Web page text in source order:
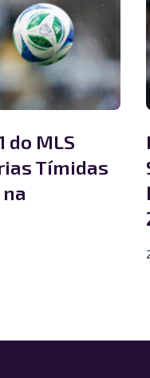
do MLS
Tímidas